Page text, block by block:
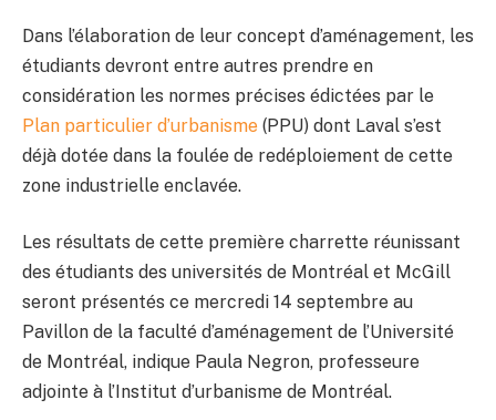
Dans l’élaboration de leur concept d’aménagement, les
étudiants devront entre autres prendre en
considération les normes précises édictées par le
Plan particulier d’urbanisme (PPU) dont Laval s’est
déjà dotée dans la foulée de redéploiement de cette
zone industrielle enclavée.
Les résultats de cette première charrette réunissant
des étudiants des universités de Montréal et McGill
seront présentés ce mercredi 14 septembre au
Pavillon de la faculté d’aménagement de l’Université
de Montréal, indique Paula Negron, professeure
adjointe à l’Institut d’urbanisme de Montréal.